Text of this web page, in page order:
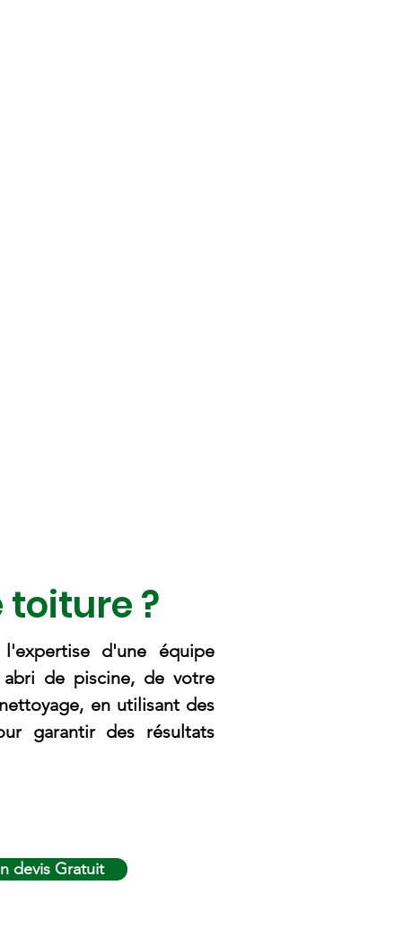
?
d'une équipe
de piscine, de votre
en utilisant des
garantir des résultats
devis Gratuit